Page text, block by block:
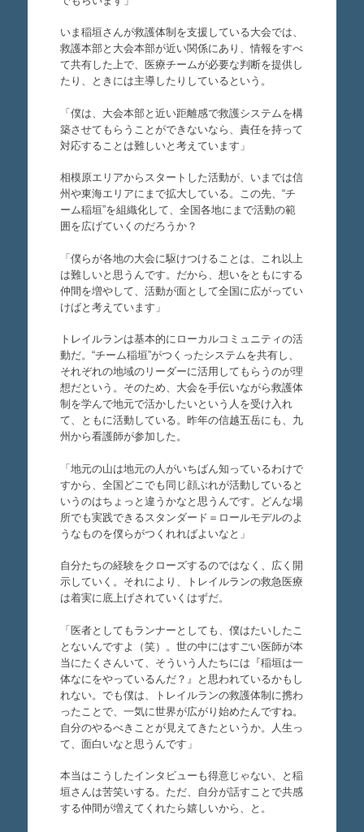
いま稲垣さんが救護体制を支援している大会では、
救護本部と大会本部が近い関係にあり、情報をすべ
て共有した上で、医療チームが必要な判断を提供し
たり、ときには主導したりしているという。
「僕は、大会本部と近い距離感で救護システムを構
築させてもらうことができないなら、責任を持って
対応することは難しいと考えています」
相模原エリアからスタートした活動が、いまでは信
州や東海エリアにまで拡大している。この先、“チ
ーム稲垣”を組織化して、全国各地にまで活動の範
囲を広げていくのだろうか？
「僕らが各地の大会に駆けつけることは、これ以上
は難しいと思うんです。だから、想いをともにする
仲間を増やして、活動が面として全国に広がってい
けばと考えています」
トレイルランは基本的にローカルコミュニティの活
動だ。“チーム稲垣”がつくったシステムを共有し、
それぞれの地域のリーダーに活用してもらうのが理
想だという。そのため、大会を手伝いながら救護体
制を学んで地元で活かしたいという人を受け入れ
て、ともに活動している。昨年の信越五岳にも、九
州から看護師が参加した。
「地元の山は地元の人がいちばん知っているわけで
すから、全国どこでも同じ顔ぶれが活動していると
いうのはちょっと違うかなと思うんです。どんな場
所でも実践できるスタンダード＝ロールモデルのよ
うなものを僕らがつくれればよいなと」
自分たちの経験をクローズするのではなく、広く開
示していく。それにより、トレイルランの救急医療
は着実に底上げされていくはずだ。
「医者としてもランナーとしても、僕はたいしたこ
とないんですよ（笑）。世の中にはすごい医師が本
当にたくさんいて、そういう人たちには『稲垣は一
体なにをやっているんだ？』と思われているかもし
れない。でも僕は、トレイルランの救護体制に携わ
ったことで、一気に世界が広がり始めたんですね。
自分のやるべきことが見えてきたというか。人生っ
て、面白いなと思うんです」
本当はこうしたインタビューも得意じゃない、と稲
垣さんは苦笑いする。ただ、自分が話すことで共感
する仲間が増えてくれたら嬉しいから、と。